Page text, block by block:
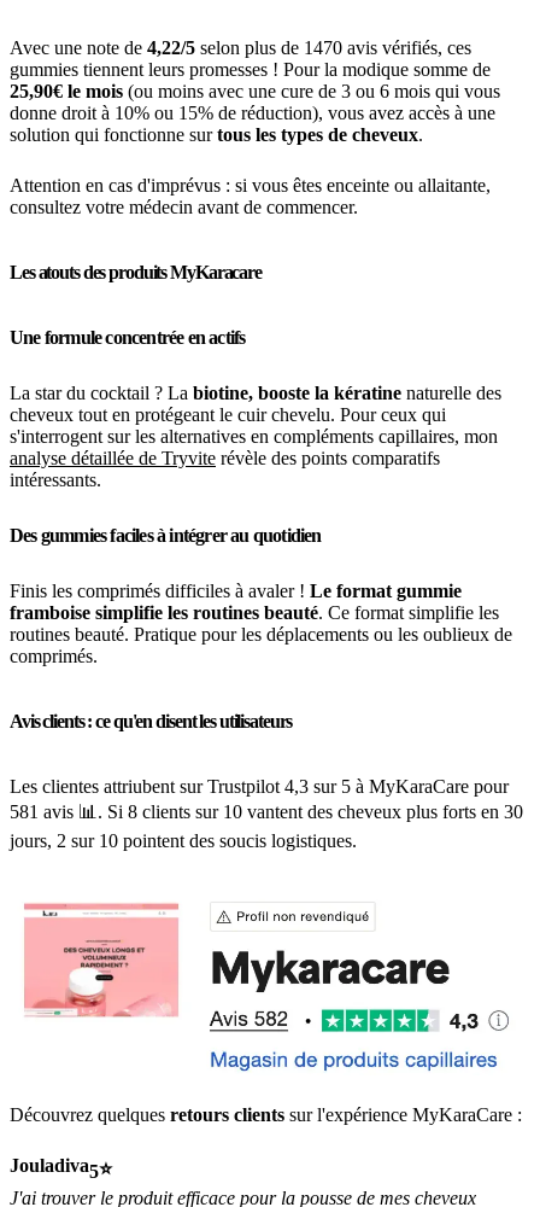
Avec une note de 4,22/5 selon plus de 1470 avis vérifiés, ces
gummies tiennent leurs promesses ! Pour la modique somme de
25,90€ le mois (ou moins avec une cure de 3 ou 6 mois qui vous
donne droit à 10% ou 15% de réduction), vous avez accès à une
solution qui fonctionne surtous les types de cheveux.
Attention en cas d'imprévus : si vous êtes enceinte ou allaitante,
consultez votre médecin avant de commencer.
Les atouts des produits MyKaracare
Une formule concentrée en actifs
La star du cocktail ? La biotine, booste la kératine naturelle des
cheveux tout en protégeant le cuir chevelu. Pour ceux qui
s'interrogent sur les alternatives en compléments capillaires, mon
analyse détaillée de Tryvite révèle des points comparatifs
intéressants.
Des gummies faciles à intégrer au quotidien
Finis les comprimés difficiles à avaler ! Le format gummie
framboise simplifie les routines beauté. Ce format simplifie les
routines beauté. Pratique pour les déplacements ou les oublieux de
comprimés.
Avis clients : ce qu'en disent les utilisateurs
Les clientes attriubent sur Trustpilot 4,3 sur 5 à MyKaraCare pour
581 avis 📊. Si 8 clients sur 10 vantent des cheveux plus forts en 30
jours, 2 sur 10 pointent des soucis logistiques.
Découvrez quelques retours clients sur l'expérience MyKaraCare :
Jouladiva5
J'ai trouver le produit efficace pour la pousse de mes cheveux